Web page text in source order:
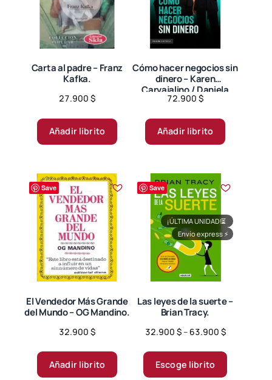
Carta al padre – Franz
Kafka.
27.900 $
Añadir librito
Cómo hacer negocios sin
dinero – Karen
Carvajalino / Daniela
Carvajalino.
72.900 $
Añadir librito
Save
El Vendedor Más Grande
del Mundo – OG Mandino.
32.900 $
Añadir librito
Save
Las leyes de la suerte –
Brian Tracy.
32.900 $– 63.900 $Price
32.900 $
¡ÚLTIMA UNIDAD!⏳
Envío express ⚡
Escoge librito